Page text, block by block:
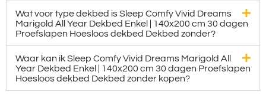
Wat voor type dekbed is Sleep Comfy Vivid Dreams
Marigold All Year Dekbed Enkel | 140x200 cm 30 dagen
Proefslapen Hoesloos dekbed Dekbed zonder?
Waar kan ik Sleep Comfy Vivid Dreams Marigold All
Year Dekbed Enkel | 140x200 cm 30 dagen Proefslapen
Hoesloos dekbed Dekbed zonder kopen?